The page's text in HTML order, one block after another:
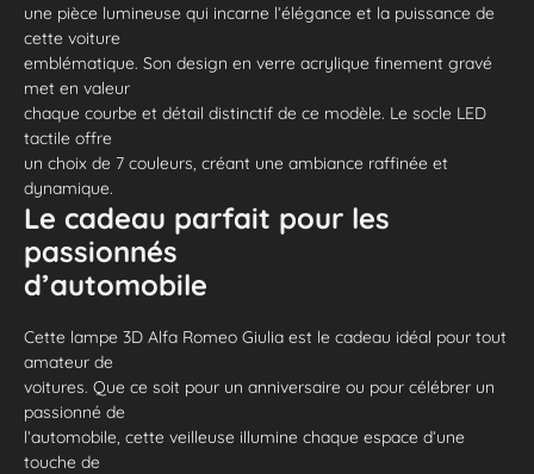
une pièce lumineuse qui incarne l’élégance et la puissance de
cette voiture
emblématique. Son design en verre acrylique finement gravé
met en valeur
chaque courbe et détail distinctif de ce modèle. Le socle LED
tactile offre
un choix de 7 couleurs, créant une ambiance raffinée et
dynamique.
Le cadeau parfait pour les
passionnés
d’automobile
Cette lampe 3D Alfa Romeo Giulia est le cadeau idéal pour tout
amateur de
voitures. Que ce soit pour un anniversaire ou pour célébrer un
passionné de
l’automobile, cette veilleuse illumine chaque espace d’une
touche de